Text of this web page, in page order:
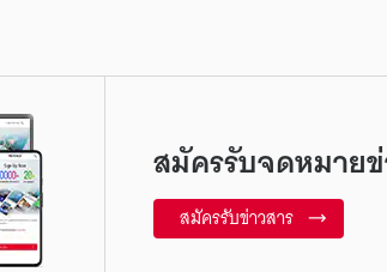
สมัครรับจดหมาย
สมัครรับข่าวสาร